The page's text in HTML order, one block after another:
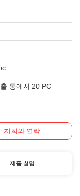
통에서 20 PC
저희와 연락
제품 설명